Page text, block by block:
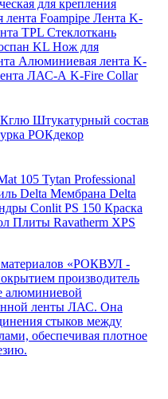
для крепления
Foampipe Лента K-
TPL Стеклоткань
KL Нож для
Алюминиевая лента K-
ЛАС-А K-Fire Collar
Штукатурный состав
РОКдекор
105 Tytan Professional
Delta Мембрана Delta
Conlit PS 150 Краска
Плиты Ravatherm XPS